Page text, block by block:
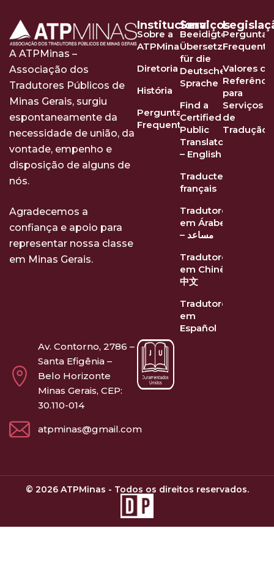
A ATPMinas –
Associação dos
Tradutores Públicos de
Minas Gerais, surgiu
espontaneamente da
necessidade de união, da
vontade, empenho e
disposição de alguns de
nós.
Agradecemos a
confiança e apoio para
representar nossa classe
em Minas Gerais.
Institucional
Sobre a
ATPMinas
Diretoria
História
Perguntas
Frequentes
Serviços
Beeidigte
Übersetzer
für die
Deutsche
Sprache
Find a
Certified
Public
Translator
– English
Traducteurs
français
Tradutores
em Árabe
– مساعد
Tradutores
em Chinês
中文
Tradutores
em
Español
Perguntas
Valores de
Referência
para
Serviços
de
Tradução
Av. Contorno, 2786 –
Santa Efigênia –
Belo Horizonte
Minas Gerais, CEP:
30.110-014
atpminas@gmail.com
© 2026 ATPMinas - Todos os direitos reservados.